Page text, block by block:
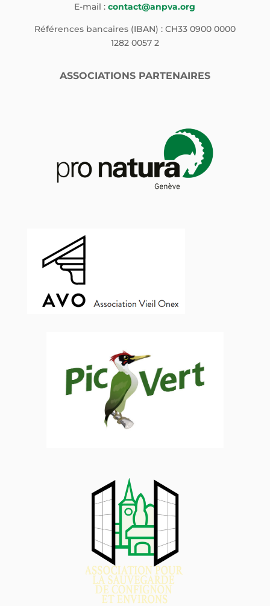
E-mail :contact@anpva.org
Références bancaires (IBAN) : CH33 0900 0000
1282 0057 2
ASSOCIATIONS PARTENAIRES